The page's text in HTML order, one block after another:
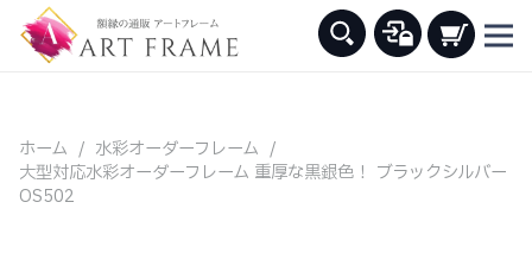
ホーム / 水彩オーダーフレーム /
大型対応水彩オーダーフレーム 重厚な黒銀色！ ブラックシルバー
OS502